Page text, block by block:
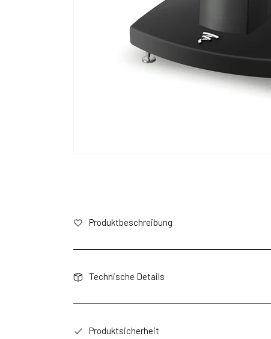
Produktbeschreibung
Technische Details
Produktsicherheit